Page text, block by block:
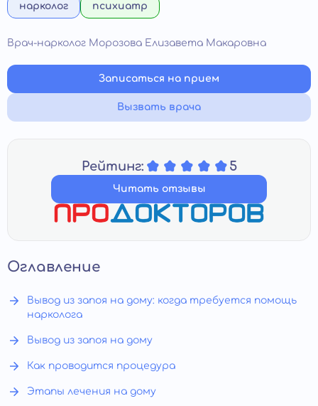
нарколог психиатр
Врач-нарколог Морозова Елизавета Макаровна
Записаться на прием
Вызвать врача
Рейтинг: 5
Читать отзывы
Оглавление
Вывод из запоя на дому: когда требуется помощь
нарколога
Вывод из запоя на дому
Как проводится процедура
Этапы лечения на дому